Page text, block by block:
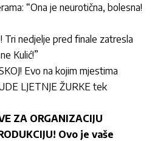
“Ona je neurotična, bolesna!
Tri nedjelje pred finale zatresla
Kulić!”
Evo na kojim mjestima
LJETNJE ŽURKE tek
ZA ORGANIZACIJU
Ovo je vaše